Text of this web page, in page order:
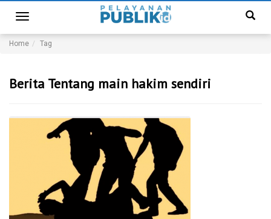
Toggle
navigation
Home Tag
Berita Tentang main hakim sendiri